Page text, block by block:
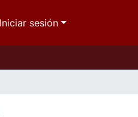
Iniciar sesión